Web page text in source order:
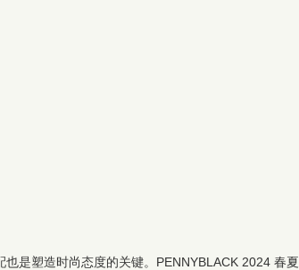
也是塑造时尚态度的关键。PENNYBLACK 2024 春夏